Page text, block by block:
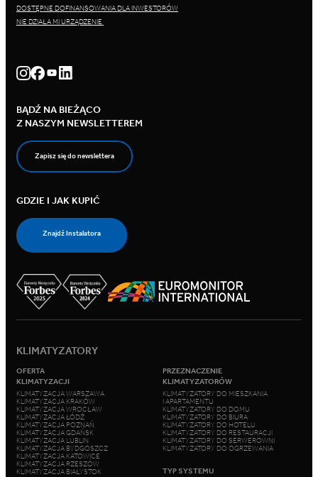
DOSTĘPNE DOFINANSOWANIA DLA INWESTORÓW
NIE DZIAŁA MI URZĄDZENIE
BĄDŹ NA BIEŻĄCO
Z NASZYM NEWSLETTEREM
Zapisz się do newslettera
GDZIE I JAK KUPIĆ
Znajdź Instalatora
KLIMATYZATORY
OFERTA
KLIMATYZACJI
KLIMATYZACJA WARSZAWA
KLIMATYZACJA KRAKÓW
KLIMATYZACJA WROCŁAW
KLIMATYZACJA ŁÓDŹ
KLIMATYZACJA POZNAŃ
KLIMATYZACJA GDAŃSK
KLIMATYZACJA LUBLIN
KLIMATYZACJA BYDGOSZCZ
KLIMATYZACJA KATOWICE
KLIMATYZACJA RZESZÓW
KLIMATYZACJA BIAŁYSTOK
PRZEZNACZENIE
KLIMATYZATORÓW
KLIMATYZATORY DO MIESZKANIA
I APARTAMENTU
KLIMATYZATORY DO DOMU
KLIMATYZATORY DO BIURA
KLIMATYZATORY DO HOTELU
KLIMATYZATORY DO RESTAURACJI
KLIMATYZATORY DO SERWEROWNI
KLIMATYZATORY DO OGRZEWANIA
TYP SYSTEMU